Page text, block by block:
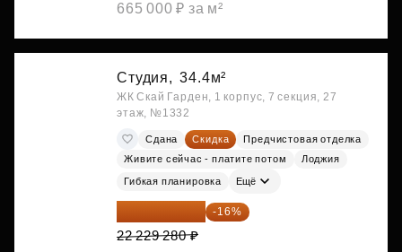
665 000 ₽ за м²
Студия, 34.4м²
ЖК Скай Гарден, 1 корпус, 7 секция, 27
этаж, №1332
Сдана Скидка
Предчистовая отделка
Живите сейчас - платите потом
Лоджия
Гибкая планировка Ещё
18 672 595 ₽ -16%
22 229 280 ₽